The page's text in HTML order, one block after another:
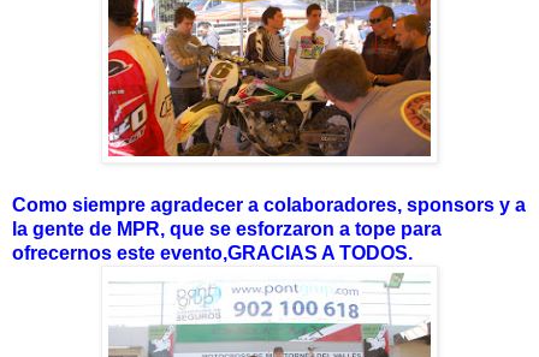
Como siempre agradecer a colaboradores, sponsors y a
la gente de MPR, que se esforzaron a tope para
ofrecernos este evento,GRACIAS A TODOS.